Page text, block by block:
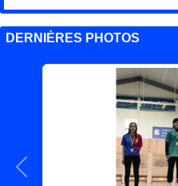
DERNIÈRES PHOTOS
Précedent